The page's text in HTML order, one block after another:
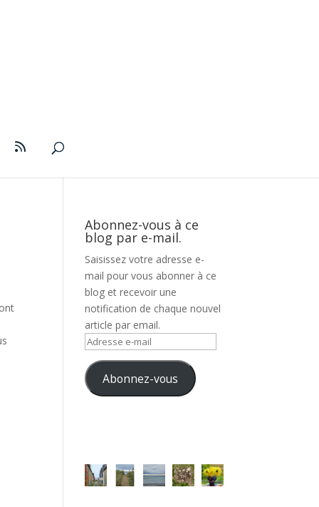
Abonnez-vous à ce
blog par e-mail.
Saisissez votre adresse e-
mail pour vous abonner à ce
blog et recevoir une
notification de chaque nouvel
article par email.
Adresse
mail Abonnez-vous